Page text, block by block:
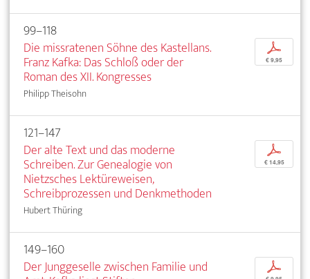
99–118
Die missratenen Söhne des Kastellans.
Franz Kafka: Das Schloß oder der
Roman des XII. Kongresses
Philipp Theisohn
p
€ 9,95
121–147
Der alte Text und das moderne
Schreiben. Zur Genealogie von
Nietzsches Lektüreweisen,
Schreibprozessen und Denkmethoden
Hubert Thüring
p
€ 14,95
149–160
Der Junggeselle zwischen Familie und
p